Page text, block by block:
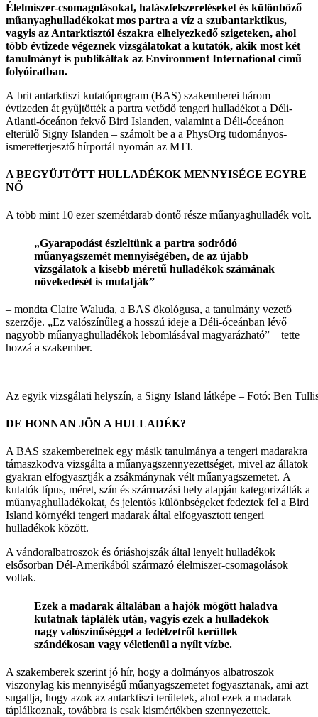
Élelmiszer-csomagolásokat, halászfelszereléseket és különböző
műanyaghulladékokat mos partra a víz a szubantarktikus,
vagyis az Antarktisztól északra elhelyezkedő szigeteken, ahol
több évtizede végeznek vizsgálatokat a kutatók, akik most két
tanulmányt is publikáltak az Environment International című
folyóiratban.
A brit antarktiszi kutatóprogram (BAS) szakemberei három
évtizeden át gyűjtötték a partra vetődő tengeri hulladékot a Déli-
Atlanti-óceánon fekvő Bird Islanden, valamint a Déli-óceánon
elterülő Signy Islanden – számolt be a a PhysOrg tudományos-
ismeretterjesztő hírportál nyomán az MTI.
A BEGYŰJTÖTT HULLADÉKOK MENNYISÉGE EGYRE
NŐ
A több mint 10 ezer szemétdarab döntő része műanyaghulladék volt.
„Gyarapodást észleltünk a partra sodródó
műanyagszemét mennyiségében, de az újabb
vizsgálatok a kisebb méretű hulladékok számának
növekedését is mutatják”
– mondta Claire Waluda, a BAS ökológusa, a tanulmány vezető
szerzője. „Ez valószínűleg a hosszú ideje a Déli-óceánban lévő
nagyobb műanyaghulladékok lebomlásával magyarázható” – tette
hozzá a szakember.
Az egyik vizsgálati helyszín, a Signy Island látképe – Fotó: Ben
DE HONNAN JÖN A HULLADÉK?
A BAS szakembereinek egy másik tanulmánya a tengeri madarakra
támaszkodva vizsgálta a műanyagszennyezettséget, mivel az állatok
gyakran elfogyasztják a zsákmánynak vélt műanyagszemetet. A
kutatók típus, méret, szín és származási hely alapján kategorizálták a
műanyaghulladékokat, és jelentős különbségeket fedeztek fel a Bird
Island környéki tengeri madarak által elfogyasztott tengeri
hulladékok között.
A vándoralbatroszok és óriáshojszák által lenyelt hulladékok
elsősorban Dél-Amerikából származó élelmiszer-csomagolások
voltak.
Ezek a madarak általában a hajók mögött haladva
kutatnak táplálék után, vagyis ezek a hulladékok
nagy valószínűséggel a fedélzetről kerültek
szándékosan vagy véletlenül a nyílt vízbe.
A szakemberek szerint jó hír, hogy a dolmányos albatroszok
viszonylag kis mennyiségű műanyagszemetet fogyasztanak, ami azt
sugallja, hogy azok az antarktiszi területek, ahol ezek a madarak
táplálkoznak, továbbra is csak kismértékben szennyezettek.